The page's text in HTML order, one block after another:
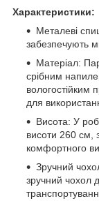
Характеристики:
Металеві
забезпечують
Матеріал:
срібним
вологостійким
для
Висота: У
висоти 260 см,
комфортного
Зручний
зручний чохол